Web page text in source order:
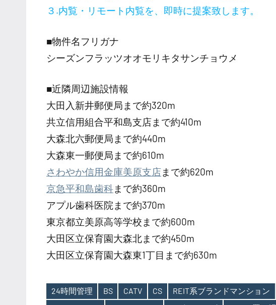
３.内覧・リモート内覧を、即時に提案致します。
■物件名フリガナ
シーズンフラッツオオモリキタサンチョウメ
■近隣周辺施設情報
大田入新井郵便局まで約320m
共立信用組合平和島支店まで約410m
大森北六郵便局まで約440m
大森東一郵便局まで約610m
さわやか信用金庫美原支店まで約620m
京急平和島歯科まで約360m
アプル歯科医院まで約370m
東京都立美原高等学校まで約600m
大田区立保育園大森北まで約450m
大田区立保育園大森東1丁目まで約630m
24時間管理 BS CATV CS REIT系ブランドマンション